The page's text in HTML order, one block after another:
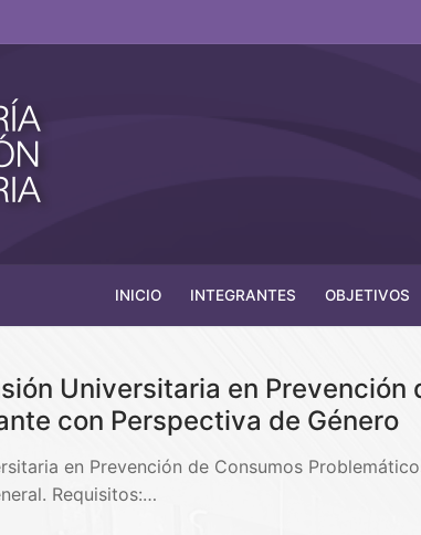
INICIO INTEGRANTES OBJETIVOS
Universitaria en
con Perspectiva de Género
en Prevención de Consumos
Requisitos:…